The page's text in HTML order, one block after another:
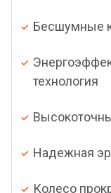
Бесшумные
технология
Надежная
Колесо